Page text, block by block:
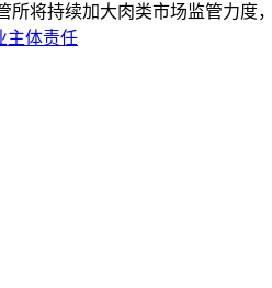
持续加大肉类市场监管力度
主体责任